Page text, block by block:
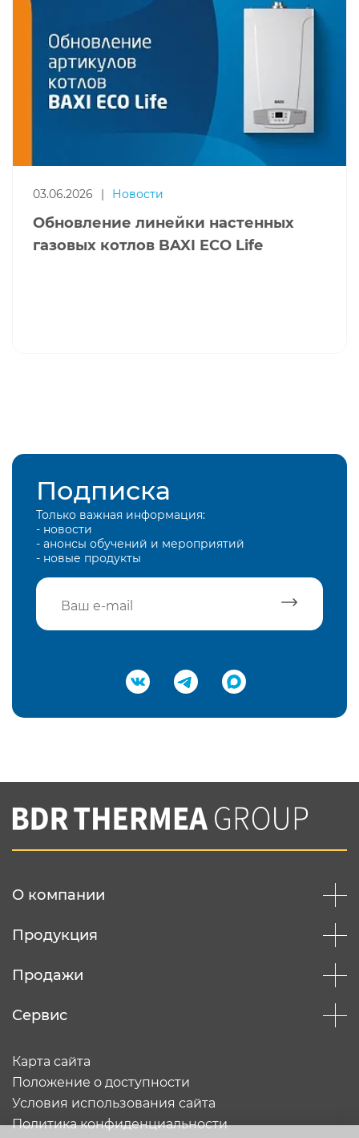
03.06.2026 Новости
Обновление линейки настенных
газовых котлов BAXI ECO Life
Подписка
Только важная информация:
- новости
- анонсы обучений и мероприятий
- новые продукты
Подтвердить e-mail
Вы соглашаетесь с нашей политикой
конфеденциальности
О компании
Продукция
Продажи
Сервис
Карта сайта
Положение о доступности
Условия использования сайта
Политика конфиденциальности